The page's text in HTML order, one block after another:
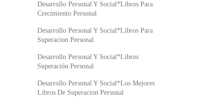
Desarrollo Personal Y Social*Libros Para
Crecimiento Personal
Desarrollo Personal Y Social*Libros Para
Superacion Personal
Desarrollo Personal Y Social*Libros
Superación Personal
Desarrollo Personal Y Social*Los Mejores
Libros De Superacion Personal